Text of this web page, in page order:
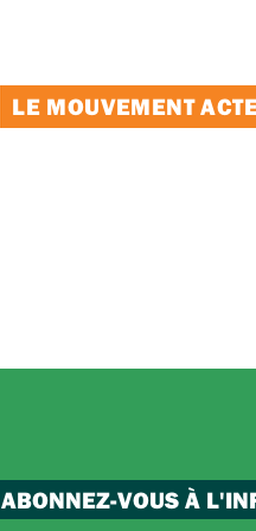
LE MOUVEMENT
ABONNEZ-VOUS À